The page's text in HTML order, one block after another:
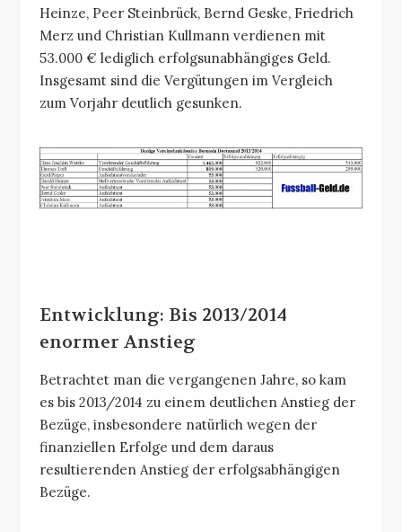
Heinze, Peer Steinbrück, Bernd Geske, Friedrich
Merz und Christian Kullmann verdienen mit
53.000 € lediglich erfolgsunabhängiges Geld.
Insgesamt sind die Vergütungen im Vergleich
zum Vorjahr deutlich gesunken.
Entwicklung: Bis 2013/2014
enormer Anstieg
Betrachtet man die vergangenen Jahre, so kam
es bis 2013/2014 zu einem deutlichen Anstieg der
Bezüge, insbesondere natürlich wegen der
finanziellen Erfolge und dem daraus
resultierenden Anstieg der erfolgsabhängigen
Bezüge.